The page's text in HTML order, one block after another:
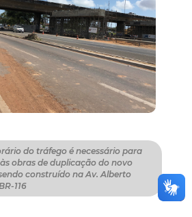
do tráfego é necessário para
obras de duplicação do novo
construído na Av. Alberto
116